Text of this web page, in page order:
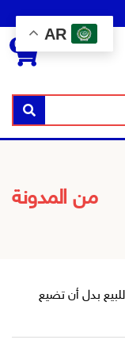
بحث
0
من المدونة
بدل أن تضيع
AR